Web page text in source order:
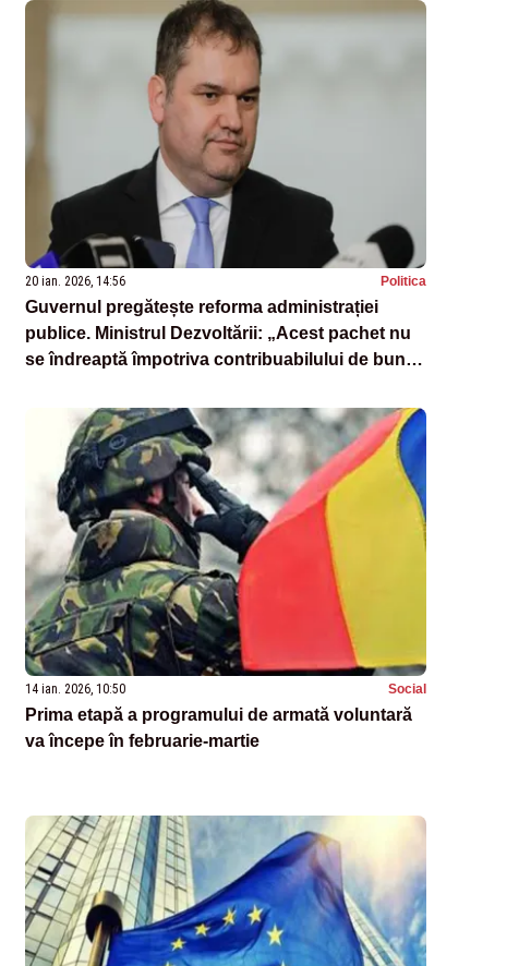
20 ian. 2026, 14:56 Politica
Guvernul pregătește reforma administrației
publice. Ministrul Dezvoltării: „Acest pachet nu
se îndreaptă împotriva contribuabilului de bună
14 ian. 2026, 10:50 Social
Prima etapă a programului de armată voluntară
va începe în februarie-martie